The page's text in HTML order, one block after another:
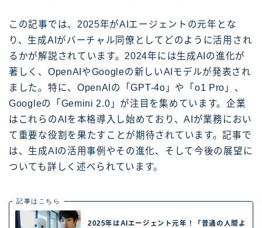
この記事では、2025年がAIエージェントの元年とな
り、生成AIがバーチャル同僚としてどのように活用され
るかが解説されています。2024年には生成AIの進化が
著しく、OpenAIやGoogleの新しいAIモデルが発表され
ました。特に、OpenAIの「GPT-4o」や「o1 Pro」、
Googleの「Gemini 2.0」が注目を集めています。企業
はこれらのAIを本格導入し始めており、AIが業務におい
て重要な役割を果たすことが期待されています。記事で
は、生成AIの活用事例やその進化、そして今後の展望に
ついても詳しく述べられています。
記事はこちら
2025年はAIエージェント元年！「普通の人間よ